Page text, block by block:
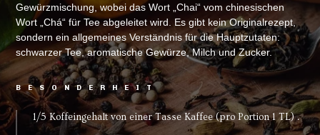
Gewürzmischung, wobei das Wort „Chai“ vom chinesischen
Wort „Chá“ für Tee abgeleitet wird. Es gibt kein Originalrezept,
sondern ein allgemeines Verständnis für die Hauptzutaten:
schwarzer Tee, aromatische Gewürze, Milch und Zucker.
BESONDERHEIT
1/5 Koffeingehalt von einer Tasse Kaffee (pro Portion 1 TL) .